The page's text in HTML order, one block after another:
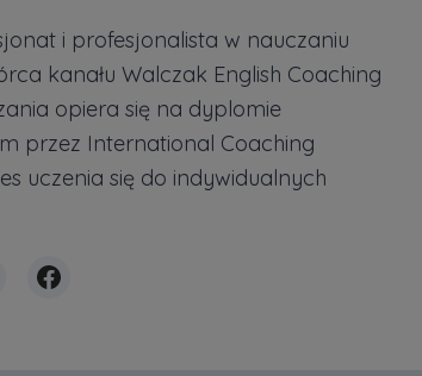
i profesjonalista w nauczaniu
kanału Walczak English Coaching
opiera się na dyplomie
przez International Coaching
uczenia się do indywidualnych